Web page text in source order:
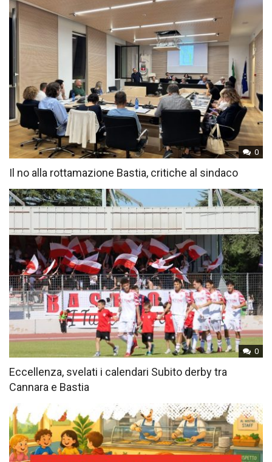
0
Il no alla rottamazione Bastia, critiche al sindaco
0
Eccellenza, svelati i calendari Subito derby tra
Cannara e Bastia